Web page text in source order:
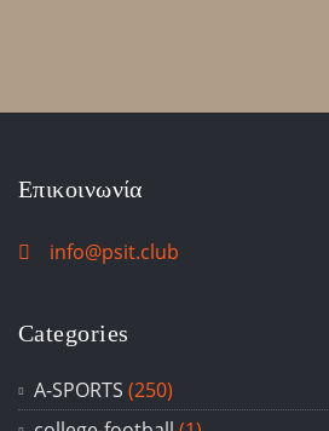
Επικοινωνία
info@psit.club
Categories
A-SPORTS (250)